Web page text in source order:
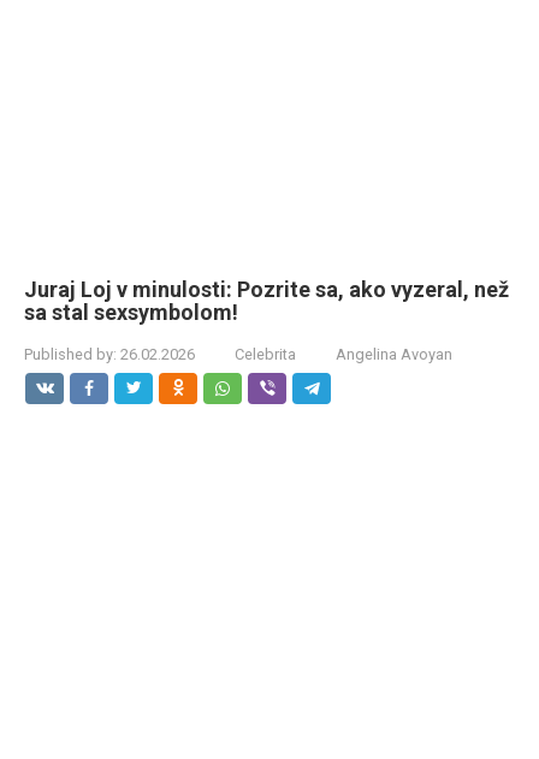
Juraj Loj v minulosti: Pozrite sa, ako vyzeral, než
sa stal sexsymbolom!
Published by: 26.02.2026 Celebrita Angelina Avoyan